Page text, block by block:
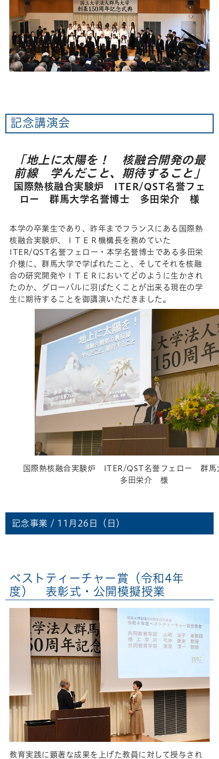
記念講演会
「地上に太陽を！ 核融合開発の最
前線 学んだこと、期待すること」
国際熱核融合実験炉 ITER/QST名誉フェ
ロー 群馬大学名誉博士 多田栄介 様
本学の卒業生であり、昨年までフランスにある国際熱
核融合実験炉、ＩＴＥＲ機構長を務めていた
ITER/QST名誉フェロー・本学名誉博士である多田栄
介様に、群馬大学で学ばれたこと、そしてそれを核融
合の研究開発やＩＴＥＲにおいてどのように生かされ
たのか、グローバルに羽ばたくことが出来る現在の学
生に期待することを御講演いただきました。
国際熱核融合実験炉 ITER/QST名誉フェロー 群馬
多田栄介 様
記念事業 / 11月26日（日）
ベストティーチャー賞（令和4年
度） 表彰式・公開模擬授業
教育実践に顕著な成果を上げた教員に対して授与され